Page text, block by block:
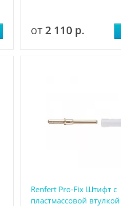
от 2 110 р.
Renfert Pro-Fix Штифт с
пластмассовой втулкой